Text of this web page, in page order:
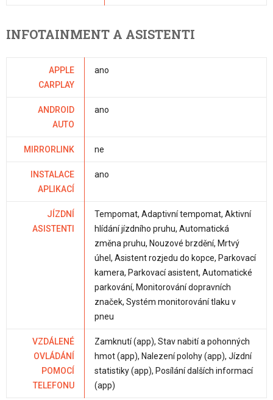
INFOTAINMENT A ASISTENTI
APPLE
CARPLAY
ano
ANDROID
AUTO
ano
MIRRORLINK ne
INSTALACE
APLIKACÍ
ano
JÍZDNÍ
ASISTENTI
Tempomat, Adaptivní tempomat, Aktivní
hlídání jízdního pruhu, Automatická
změna pruhu, Nouzové brzdění, Mrtvý
úhel, Asistent rozjedu do kopce, Parkovací
kamera, Parkovací asistent, Automatické
parkování, Monitorování dopravních
značek, Systém monitorování tlaku v
pneu
VZDÁLENÉ
OVLÁDÁNÍ
POMOCÍ
TELEFONU
Zamknutí (app), Stav nabití a pohonných
hmot (app), Nalezení polohy (app), Jízdní
statistiky (app), Posílání dalších informací
(app)